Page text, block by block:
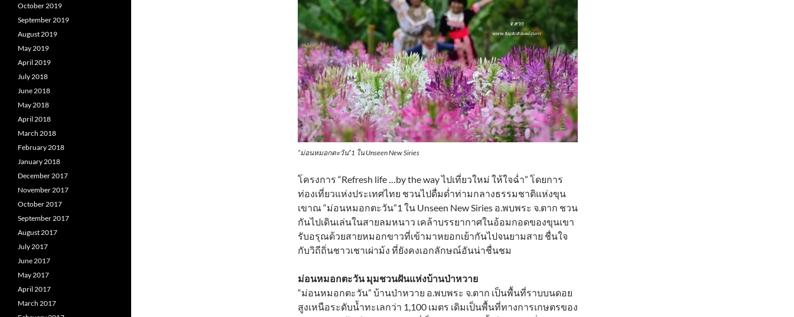
“ม่อนหมอกตะวัน”1 ใน Unseen New Siries
โครงการ “Refresh life …by the way ไปเที่ยวใหม่ ให้ใจฉ่ำ” โดยการ
ท่องเที่ยวแห่งประเทศไทย ชวนไปดื่มด่ำท่ามกลางธรรมชาติแห่งขุน
เขาณ “ม่อนหมอกตะวัน”1 ใน Unseen New Siries อ.พบพระ จ.ตาก ชวน
กันไปเดินเล่นในสายลมหนาว เคล้าบรรยากาศในอ้อมกอดของขุนเขา
รับอรุณด้วยสายหมอกขาวที่เข้ามาหยอกเย้ากันไปจนยามสาย ชื่นใจ
กับวิถีถิ่นชาวเชาเผ่าม้ง ที่ยังคงเอกลักษณ์อันน่าชื่นชม
ม่อนหมอกตะวัน มุมชวนฝันแห่งบ้านป่าหวาย
“ม่อนหมอกตะวัน” บ้านป่าหวาย อ.พบพระ จ.ตาก เป็นพื้นที่ราบบนดอย
สูงเหนือระดับน้ำทะเลกว่า 1,100 เมตร เดิมเป็นพื้นที่ทางการเกษตรของ
October 2019
September 2019
August 2019
May 2019
April 2019
July 2018
June 2018
May 2018
April 2018
March 2018
February 2018
January 2018
December 2017
November 2017
October 2017
September 2017
August 2017
July 2017
June 2017
May 2017
April 2017
March 2017